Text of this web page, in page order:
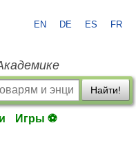
EN DE ES FR
Найти!
Игры ⚽